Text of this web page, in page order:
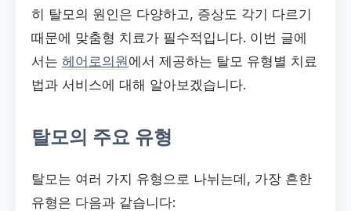
히 탈모의 원인은 다양하고, 증상도 각기 다르기
때문에 맞춤형 치료가 필수적입니다. 이번 글에
서는 헤어로의원 에서 제공하는 탈모 유형별 치료
법과 서비스에 대해 알아보겠습니다.
탈모의 주요 유형
탈모는 여러 가지 유형으로 나뉘는데, 가장 흔한
유형은 다음과 같습니다: